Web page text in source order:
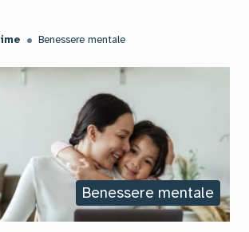
Benessere mentale
Benessere mentale